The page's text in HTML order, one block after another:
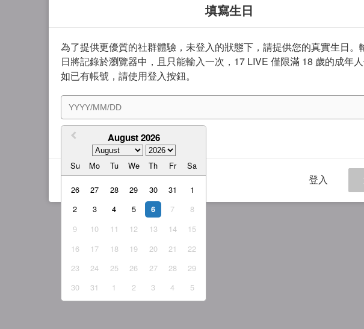
填寫生日
為了提供更優質的社群體驗，未登入的狀態下，請提供您的真實生日。
日將記錄於瀏覽器中，且只能輸入一次，17 LIVE 僅限滿 18 歲的成年人
如已有帳號，請使用登入按鈕。
August 2026
Su Mo Tu We Th Fr Sa
26 27 28 29 30 31
1
2
3 4 5 6 7
8
9
10 11 12 13 14
15
16
17 18 19 20 21
22
23
24 25 26 27 28
29
30
31 1 2 3 4 5
我同意 服務條款與隱私權政策
登入